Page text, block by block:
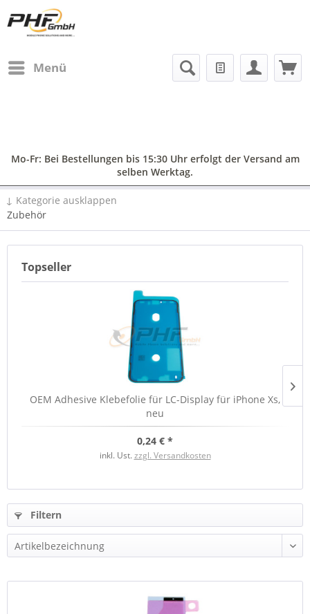
Menü
Mo-Fr: Bei Bestellungen bis 15:30 Uhr erfolgt der Versand am
selben Werktag.
↓ Kategorie ausklappen
Zubehör
Topseller
OEM Adhesive Klebefolie für LC-Display für iPhone Xs,
neu
0,24 € *
inkl. Ust.zzgl. Versandkosten
Filtern